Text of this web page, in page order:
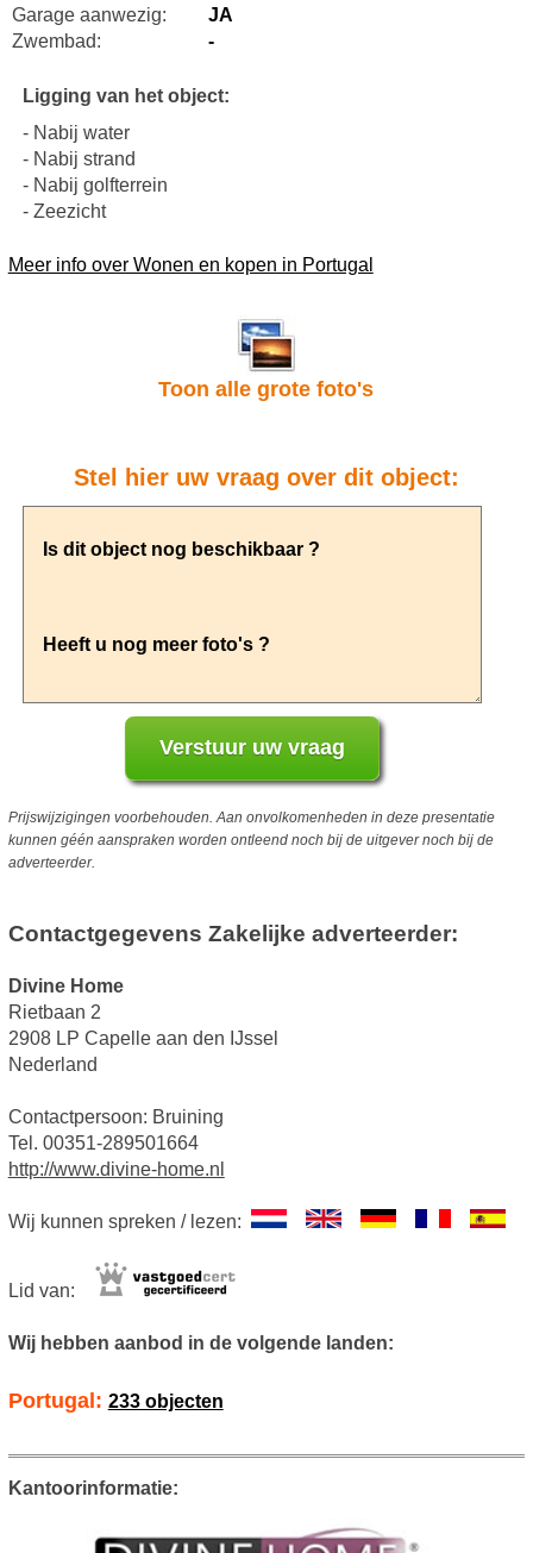
Garage aanwezig:
JA
Zwembad:
-
Ligging van het object:
- Nabij water
- Nabij strand
- Nabij golfterrein
- Zeezicht
Meer info over Wonen en kopen in Portugal
Toon alle grote foto's
Stel hier uw vraag over dit object:
Prijswijzigingen voorbehouden. Aan onvolkomenheden in deze presentatie
kunnen géén aanspraken worden ontleend noch bij de uitgever noch bij de
adverteerder.
Contactgegevens Zakelijke adverteerder:
Divine Home
Rietbaan 2
2908 LP Capelle aan den IJssel
Nederland
Contactpersoon: Bruining
Tel. 00351-289501664
http://www.divine-home.nl
Wij kunnen spreken / lezen:
Lid van:
Wij hebben aanbod in de volgende landen:
Portugal: 233 objecten
Kantoorinformatie: